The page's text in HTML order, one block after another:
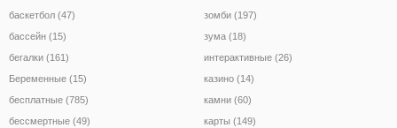
баскетбол (47)
бассейн (15)
бегалки (161)
Беременные (15)
бесплатные (785)
бессмертные (49)
зомби (197)
зума (18)
интерактивные (26)
казино (14)
камни (60)
карты (149)